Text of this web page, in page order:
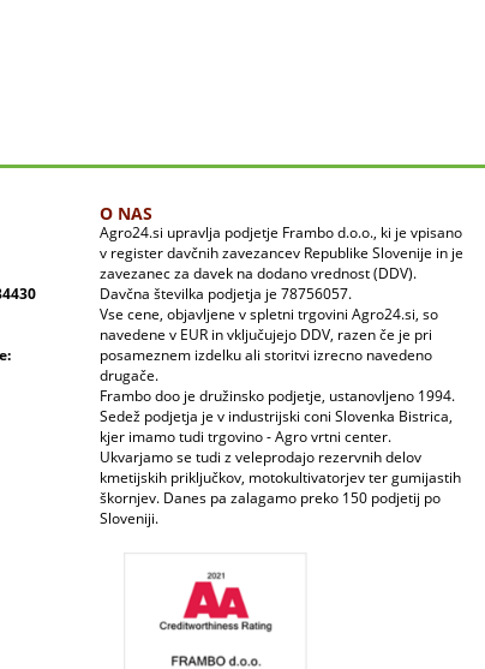
O NAS
Agro24.si upravlja podjetje Frambo d.o.o., ki je vpisano
v register davčnih zavezancev Republike Slovenije in je
zavezanec za davek na dodano vrednost (DDV).
Davčna številka podjetja je 78756057.
Vse cene, objavljene v spletni trgovini Agro24.si, so
navedene v EUR in vključujejo DDV, razen če je pri
posameznem izdelku ali storitvi izrecno navedeno
drugače.
Frambo doo je družinsko podjetje, ustanovljeno 1994.
Sedež podjetja je v industrijski coni Slovenka Bistrica,
kjer imamo tudi trgovino - Agro vrtni center.
Ukvarjamo se tudi z veleprodajo rezervnih delov
kmetijskih priključkov, motokultivatorjev ter gumijastih
škornjev. Danes pa zalagamo preko 150 podjetij po
Sloveniji.